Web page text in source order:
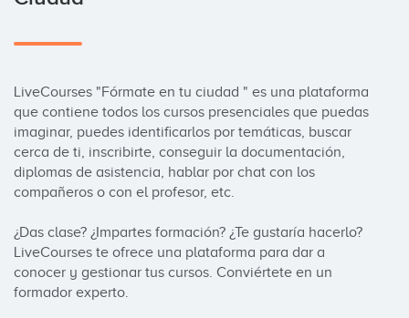
LiveCourses "Fórmate en tu ciudad " es una plataforma
que contiene todos los cursos presenciales que puedas
imaginar, puedes identificarlos por temáticas, buscar
cerca de ti, inscribirte, conseguir la documentación,
diplomas de asistencia, hablar por chat con los
compañeros o con el profesor, etc.
¿Das clase? ¿Impartes formación? ¿Te gustaría hacerlo?
LiveCourses te ofrece una plataforma para dar a
conocer y gestionar tus cursos. Conviértete en un
formador experto.